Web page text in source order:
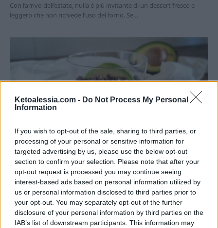
Ketoalessia.com - Do Not Process My Personal
Information
If you wish to opt-out of the sale, sharing to third parties, or
processing of your personal or sensitive information for
targeted advertising by us, please use the below opt-out
section to confirm your selection. Please note that after your
opt-out request is processed you may continue seeing
interest-based ads based on personal information utilized by
us or personal information disclosed to third parties prior to
your opt-out. You may separately opt-out of the further
disclosure of your personal information by third parties on the
IAB’s list of downstream participants. This information may
Con l’arrivo dell’estate, nulla è più invitante di un dessert fresco e
leggero che non richiede l’uso del forno. Se…
RICETTE DOLCI CHETOGENICI
Dessert keto all’avocado: ricetta senza
cottura
DiAlessia Vinci 3 Agosto 2024
5 min lettura
Immagina un dessert che si prepara in un batter d’occhio, senza
bisogno di accendere il forno. Il dessert keto all’avocado…